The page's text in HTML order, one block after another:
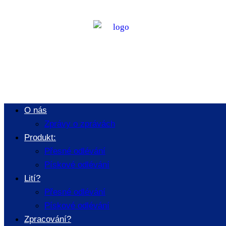
O nás
Zprávy o zprávách
Produkt:
Přesné odlévání
Pískové odlévání
Lití?
Přesné odlévání
Pískové odlévání
Zpracování?
Kontaktní nás